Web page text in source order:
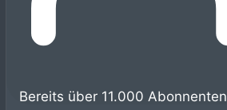
Bereits über 11.000 Abonnenten